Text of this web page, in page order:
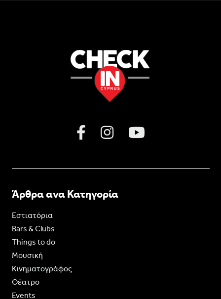
Άρθρα ανα Κατηγορία
Εστιατόρια
Bars & Clubs
Things to do
Moυσική
Κινηματογράφος
Θέατρο
Events